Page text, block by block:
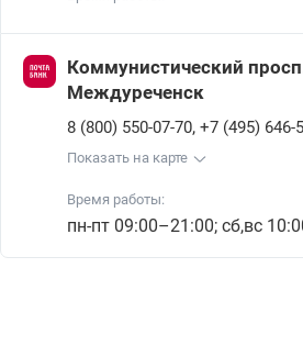
Коммунистический
Междуреченск
8 (800) 550-07-70, +7 (495) 646-
Показать на карте
Время работы:
пн-пт 09:00–21:00; сб,вс